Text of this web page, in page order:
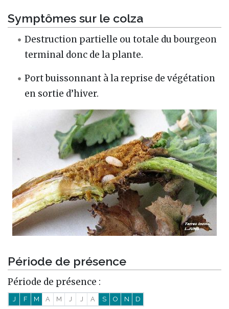
Symptômes sur le colza
Destruction partielle ou totale du bourgeon
terminal donc de la plante.
Port buissonnant à la reprise de végétation
en sortie d’hiver.
Période de présence
Période de présence :
J F M A M J J A S O N D